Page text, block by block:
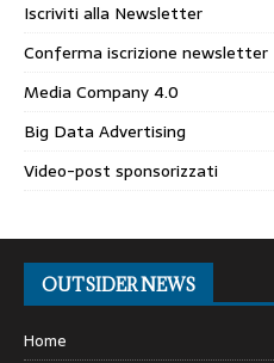
Iscriviti alla Newsletter
Conferma iscrizione newsletter
Media Company 4.0
Big Data Advertising
Video-post sponsorizzati
OUTSIDER NEWS
Home